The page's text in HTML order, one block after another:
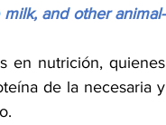
and other animal-
en nutrición, quienes
de la necesaria y